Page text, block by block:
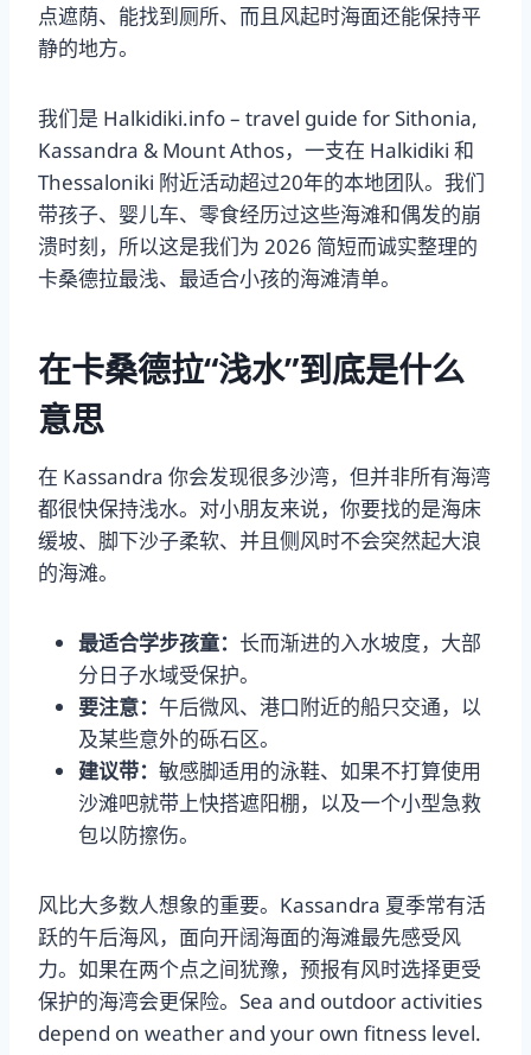
点遮荫、能找到厕所、而且风起时海面还能保持平
静的地方。
我们是 Halkidiki.info – travel guide for Sithonia,
Kassandra & Mount Athos，一支在 Halkidiki 和
Thessaloniki 附近活动超过20年的本地团队。我们
带孩子、婴儿车、零食经历过这些海滩和偶发的崩
溃时刻，所以这是我们为 2026 简短而诚实整理的
卡桑德拉最浅、最适合小孩的海滩清单。
在卡桑德拉“浅水”到底是什么
意思
在 Kassandra 你会发现很多沙湾，但并非所有海湾
都很快保持浅水。对小朋友来说，你要找的是海床
缓坡、脚下沙子柔软、并且侧风时不会突然起大浪
的海滩。
最适合学步孩童： 长而渐进的入水坡度，大部
分日子水域受保护。
要注意： 午后微风、港口附近的船只交通，以
及某些意外的砾石区。
建议带： 敏感脚适用的泳鞋、如果不打算使用
沙滩吧就带上快搭遮阳棚，以及一个小型急救
包以防擦伤。
风比大多数人想象的重要。Kassandra 夏季常有活
跃的午后海风，面向开阔海面的海滩最先感受风
力。如果在两个点之间犹豫，预报有风时选择更受
保护的海湾会更保险。Sea and outdoor activities
depend on weather and your own fitness level.